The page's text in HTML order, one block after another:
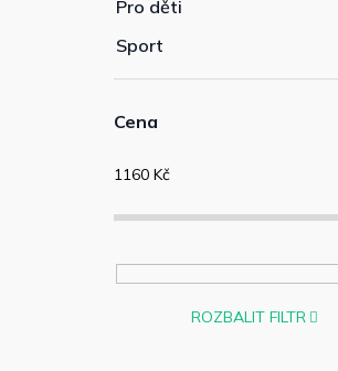
Pro děti
Sport
Cena
1160 Kč
ROZBALIT FILTR